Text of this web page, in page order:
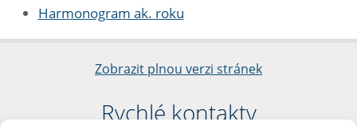
Harmonogram ak. roku
Zobrazit plnou verzi stránek
Rychlé kontakty